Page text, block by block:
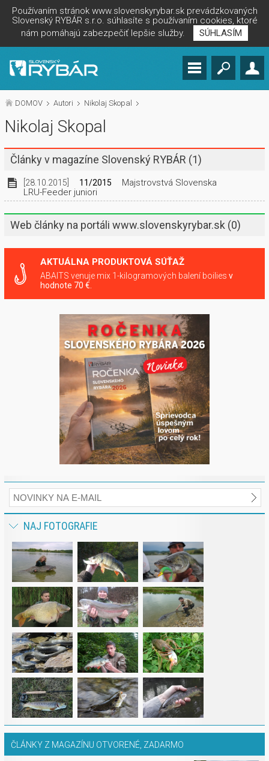
Používaním stránok www.slovenskyrybar.sk prevádzkovaných
Slovenský RYBÁR s.r.o. súhlasíte s používaním cookies, ktoré
nám pomáhajú zabezpečiť lepšie služby.
SÚHLASÍM
DOMOV Autori Nikolaj Skopal
Nikolaj Skopal
Články v magazíne Slovenský RYBÁR (1)
[28.10.2015] 11/2015
Majstrovstvá Slovenska
LRU-Feeder juniori
Web články na portáli www.slovenskyrybar.sk (0)
AKTUÁLNA PRODUKTOVÁ SÚŤAŽ
ABAITS venuje mix 1-kilogramových balení boilies v
hodnote 70 €.
NAJ FOTOGRAFIE
ČLÁNKY Z MAGAZÍNU OTVORENÉ, ZADARMO